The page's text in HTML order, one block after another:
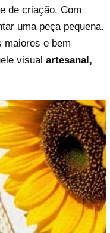
de criação. Com
uma peça pequena.
maiores e bem
visual artesanal,